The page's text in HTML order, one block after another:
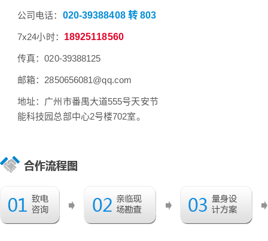
公司电话： 020-39388408 转 803
7x24小时： 18925118560
传真：020-39388125
邮箱：2850656081@qq.com
地址：广州市番禺大道555号天安节
能科技园总部中心2号楼702室。